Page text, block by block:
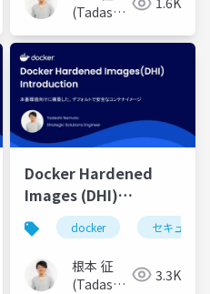
(Tadashi
llm mcp
Docker Hardened
Images (DHI)
Introduction 〜本番環
境向けに構築した、デ
フォルトで安全なコン
テナイメージ〜
docker セキュリテ
根本 征
(Tadashi
3.3K